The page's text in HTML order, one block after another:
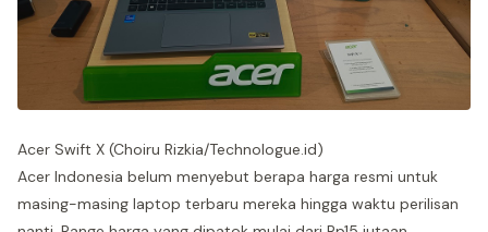
Acer Swift X (Choiru Rizkia/Technologue.id)
Acer Indonesia belum menyebut berapa harga resmi untuk
masing-masing laptop terbaru mereka hingga waktu perilisan